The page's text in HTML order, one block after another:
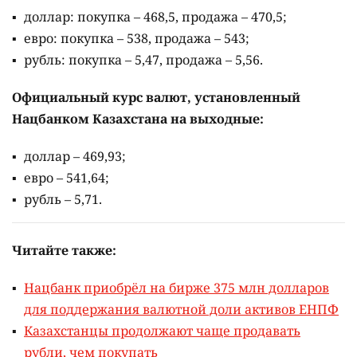
доллар: покупка – 468,5, продажа – 470,5;
евро: покупка – 538, продажа – 543;
рубль: покупка – 5,47, продажа – 5,56.
Официальный курс валют, установленный
Нацбанком Казахстана на выходные:
доллар – 469,93;
евро – 541,64;
рубль – 5,71.
Читайте также:
Нацбанк приобрёл на бирже 375 млн долларов
для поддержания валютной доли активов ЕНПФ
Казахстанцы продолжают чаще продавать
рубли, чем покупать